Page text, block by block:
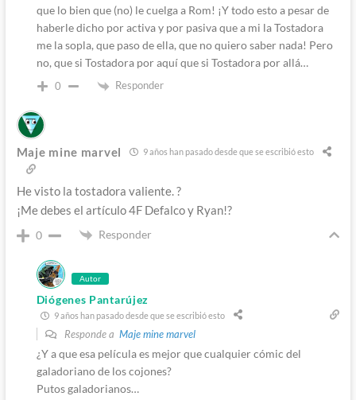
que lo bien que (no) le cuelga a Rom! ¡Y todo esto a pesar de
haberle dicho por activa y por pasiva que a mi la Tostadora
me la sopla, que paso de ella, que no quiero saber nada! Pero
no, que si Tostadora por aquí que si Tostadora por allá…
0 Responder
Maje mine marvel 9 años han pasado desde que se escribió esto
He visto la tostadora valiente. ?
¡Me debes el artículo 4F Defalco y Ryan!?
0 Responder
Autor
Diógenes Pantarújez
9 años han pasado desde que se escribió esto
Responde a Maje mine marvel
¿Y a que esa película es mejor que cualquier cómic del
galadoriano de los cojones?
Putos galadorianos…